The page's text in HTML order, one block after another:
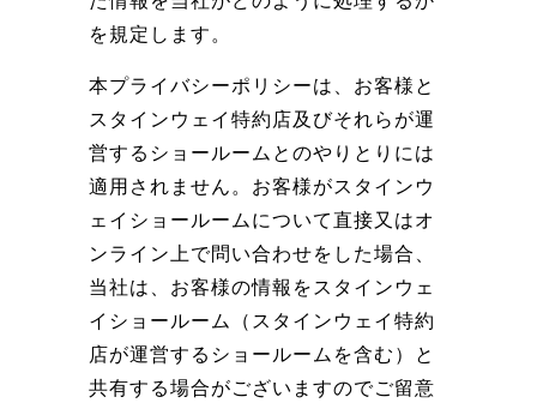
を規定します。
本プライバシーポリシーは、お客様と
スタインウェイ特約店及びそれらが運
営するショールームとのやりとりには
適用されません。お客様がスタインウ
ェイショールームについて直接又はオ
ンライン上で問い合わせをした場合、
当社は、お客様の情報をスタインウェ
イショールーム（スタインウェイ特約
店が運営するショールームを含む）と
共有する場合がございますのでご留意